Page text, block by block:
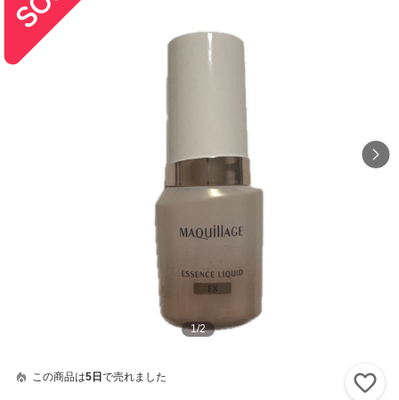
1/2
この商品は5日 で売れました